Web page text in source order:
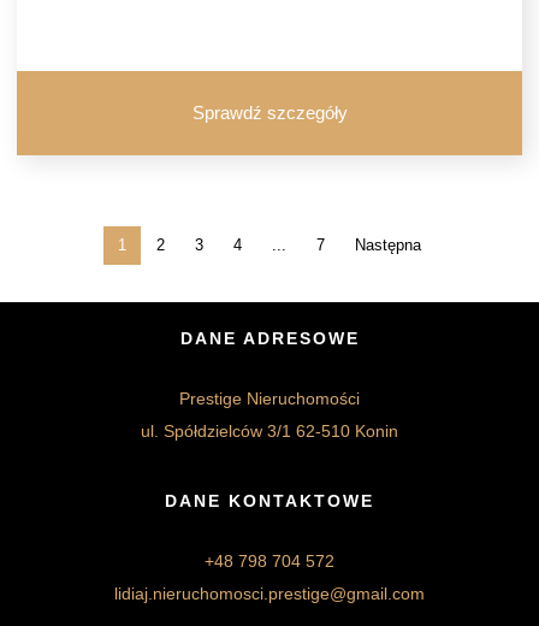
Sprawdź szczegóły
1 2 3 4 ... 7 Następna
DANE ADRESOWE
Prestige Nieruchomości
ul. Spółdzielców 3/1 62-510 Konin
DANE KONTAKTOWE
+48 798 704 572
lidiaj.nieruchomosci.prestige@gmail.com